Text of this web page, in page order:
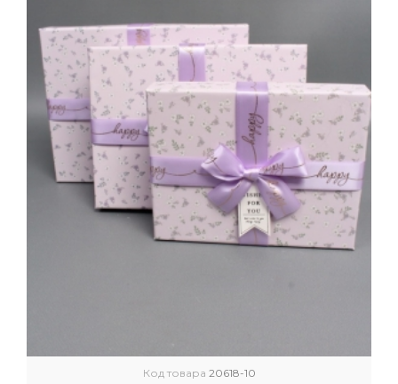
Код товара 20618-10